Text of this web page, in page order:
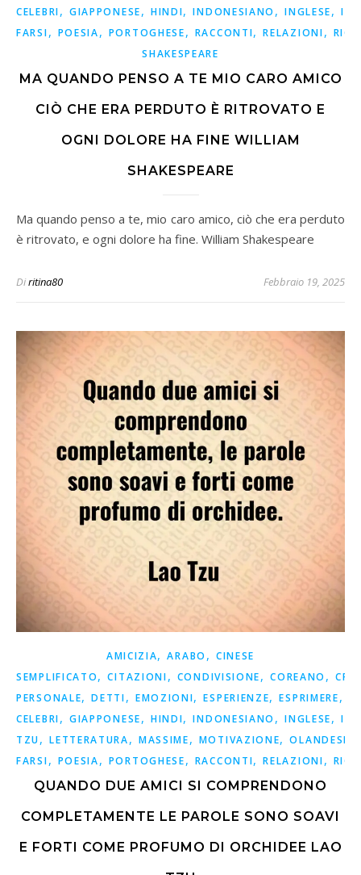
CELEBRI, GIAPPONESE, HINDI,INDONESIANO ,INGLESE,
FARSI, POESIA, PORTOGHESE, RACCONTI,RELAZIONI,
SHAKESPEARE
MA QUANDO PENSO A TE MIO CARO AMICO
CIÒ CHE ERA PERDUTO È RITROVATO E
OGNI DOLORE HA FINE WILLIAM
SHAKESPEARE
Ma quando penso a te, mio caro amico, ciò che era perduto
è ritrovato, e ogni dolore ha fine. William Shakespeare
Diritina80 Febbraio 19, 2025
AMICIZIA,ARABO , CINESE
SEMPLIFICATO,CITAZIONI, CONDIVISIONE,COREANO ,
PERSONALE,DETTI, EMOZIONI,ESPERIENZE,ESPRIMERE,
CELEBRI, GIAPPONESE, HINDI,INDONESIANO ,INGLESE,
TZU,LETTERATURA, MASSIME, MOTIVAZIONE,OLANDESE
FARSI, POESIA, PORTOGHESE, RACCONTI,RELAZIONI,
QUANDO DUE AMICI SI COMPRENDONO
COMPLETAMENTE LE PAROLE SONO SOAVI
E FORTI COME PROFUMO DI ORCHIDEE LAO